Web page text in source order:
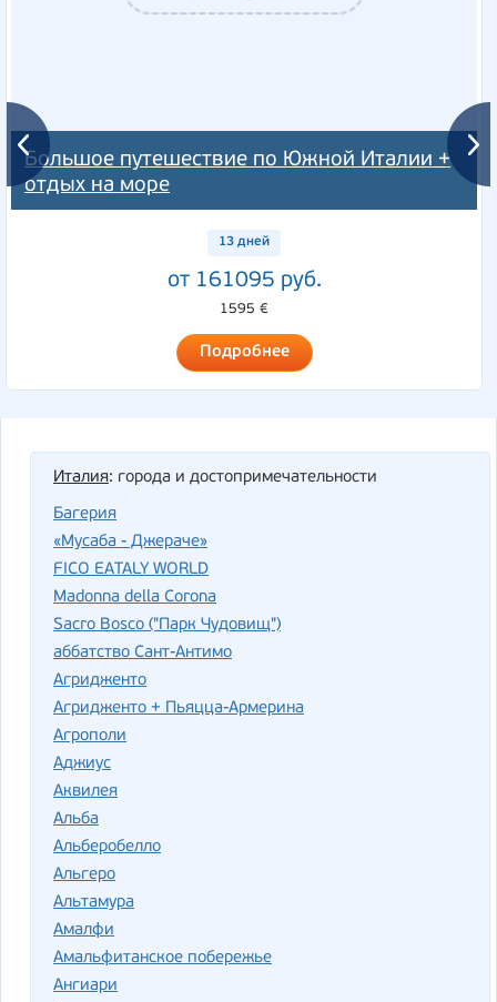
Большое путешествие по Южной Италии +
отдых на море
13 дней
от 161095 руб.
1595 €
Подробнее
Италия: города и достопримечательности
Багерия
«Мусаба - Джераче»
FICO EATALY WORLD
Madonna della Corona
Sacro Bosco ("Парк Чудовищ")
аббатство Сант-Антимо
Агридженто
Агридженто + Пьяцца-Армерина
Агрополи
Аджиус
Аквилея
Альба
Альберобелло
Альгеро
Альтамура
Амалфи
Амальфитанское побережье
Ангиари